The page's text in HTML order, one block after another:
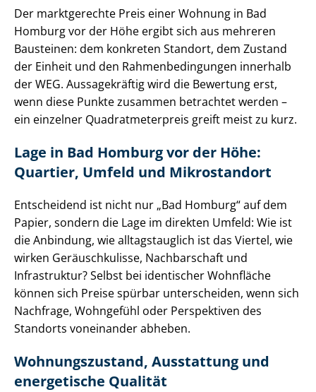
Der marktgerechte Preis einer Wohnung in Bad
Homburg vor der Höhe ergibt sich aus mehreren
Bausteinen: dem konkreten Standort, dem Zustand
der Einheit und den Rah­men­be­din­gun­gen innerhalb
der WEG. Aussagekräftig wird die Bewertung erst,
wenn diese Punkte zusammen betrachtet werden –
ein einzelner Qua­drat­me­ter­preis greift meist zu kurz.
Lage in Bad Homburg vor der Höhe:
Quartier, Umfeld und Mikrostandort
Entscheidend ist nicht nur „Bad Homburg“ auf dem
Papier, sondern die Lage im direkten Umfeld: Wie ist
die Anbindung, wie alltagstauglich ist das Viertel, wie
wirken Geräuschkulisse, Nachbarschaft und
Infrastruktur? Selbst bei identischer Wohnfläche
können sich Preise spürbar unterscheiden, wenn sich
Nachfrage, Wohngefühl oder Perspektiven des
Standorts voneinander abheben.
Wohnungszustand, Ausstattung und
energetische Qualität